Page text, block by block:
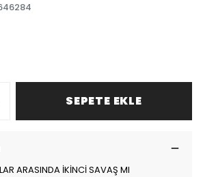
SEPETE EKLE
ARASINDA İKİNCİ SAVAŞ MI